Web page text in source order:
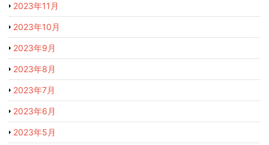
2023年11月
2023年10月
2023年9月
2023年8月
2023年7月
2023年6月
2023年5月